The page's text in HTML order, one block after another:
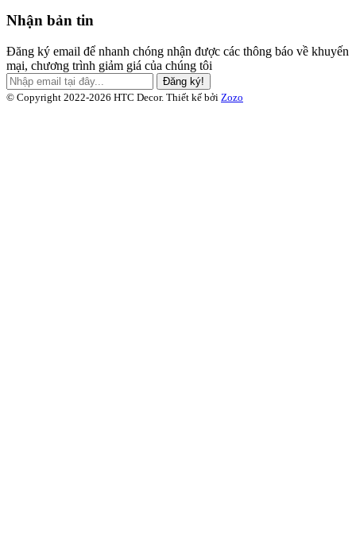
Nhận bản tin
Đăng ký email để nhanh chóng nhận được các thông báo về khuyến
mại, chương trình giảm giá của chúng tôi
Đăng ký!
© Copyright 2022-2026 HTC Decor. Thiết kế bởi Zozo